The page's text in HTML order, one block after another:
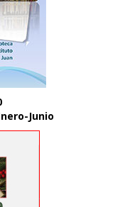
Junio